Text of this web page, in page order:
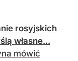
rosyjskich
własne...
mówić